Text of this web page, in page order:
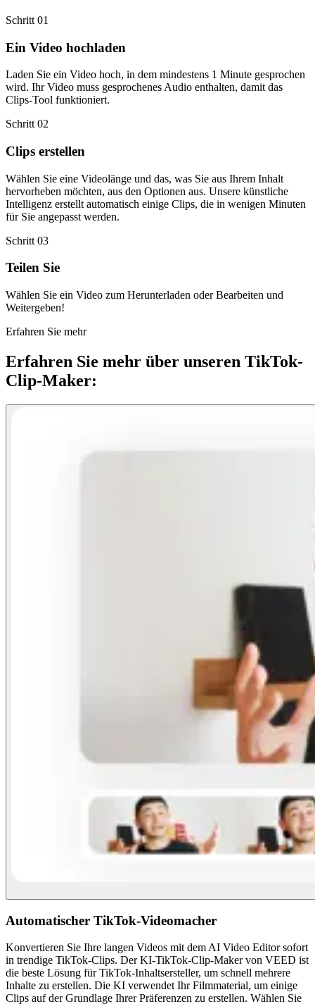
Schritt 01
Ein Video hochladen
Laden Sie ein Video hoch, in dem mindestens 1 Minute gesprochen
wird. Ihr Video muss gesprochenes Audio enthalten, damit das
Clips-Tool funktioniert.
Schritt 02
Clips erstellen
Wählen Sie eine Videolänge und das, was Sie aus Ihrem Inhalt
hervorheben möchten, aus den Optionen aus. Unsere künstliche
Intelligenz erstellt automatisch einige Clips, die in wenigen Minuten
für Sie angepasst werden.
Schritt 03
Teilen Sie
Wählen Sie ein Video zum Herunterladen oder Bearbeiten und
Weitergeben!
Erfahren Sie mehr
Erfahren Sie mehr über unseren TikTok-
Clip-Maker:
Automatischer TikTok-Videomacher
Konvertieren Sie Ihre langen Videos mit dem AI Video Editor sofort
in trendige TikTok-Clips. Der KI-TikTok-Clip-Maker von VEED ist
die beste Lösung für TikTok-Inhaltsersteller, um schnell mehrere
Inhalte zu erstellen. Die KI verwendet Ihr Filmmaterial, um einige
Clips auf der Grundlage Ihrer Präferenzen zu erstellen. Wählen Sie